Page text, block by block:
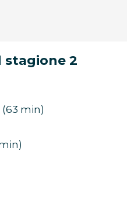
stagione 2
(63 min)